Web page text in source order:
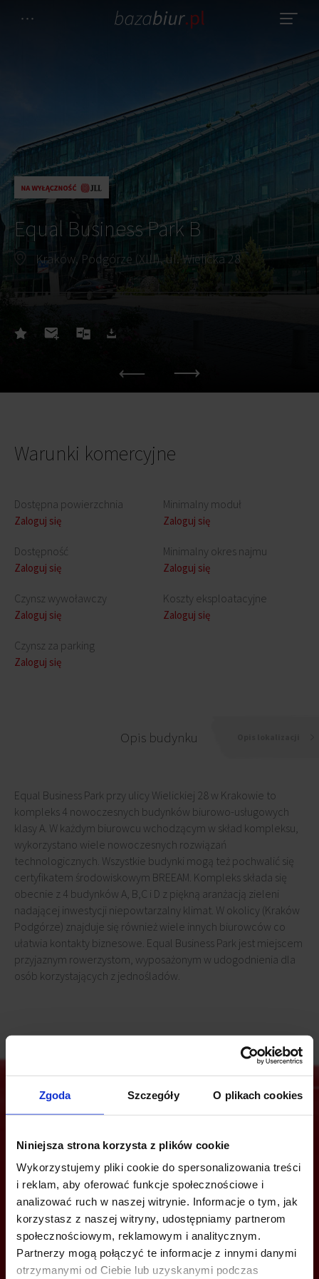
Zgoda Szczegóły O plikach cookies
Niniejsza strona korzysta z plików cookie
Wykorzystujemy pliki cookie do spersonalizowania treści
i reklam, aby oferować funkcje społecznościowe i
analizować ruch w naszej witrynie. Informacje o tym, jak
korzystasz z naszej witryny, udostępniamy partnerom
społecznościowym, reklamowym i analitycznym.
Partnerzy mogą połączyć te informacje z innymi danymi
otrzymanymi od Ciebie lub uzyskanymi podczas
Equal Business Park B
Kraków, Podgórze (XIII), ul. Wielicka 28
Warunki komercyjne
Dostępna powierzchnia
Zaloguj się
Dostępność
Zaloguj się
Czynsz wywoławczy
Zaloguj się
Czynsz za parking
Zaloguj się
Minimalny moduł
Zaloguj się
Minimalny okres najmu
Zaloguj się
Koszty eksploatacyjne
Zaloguj się
Opis budynku
Equal Business Park przy ulicy Wielickiej 28 w Krakowie to
kompleks 4 nowoczesnych budynków biurowo-usługowych
klasy A. W każdym biurowcu wchodzącym w skład kompleksu,
wykorzystano wiele nowoczesnych rozwiązań
technologicznych. Wszystkie budynki mogą też pochwalić się
certyfikatem środowiskowym BREEAM. Kompleks składa się
obecnie z 4 budynków A, B,C i D z piękną aranżacją zieleni
nadającej inwestycji niepowtarzalny klimat. W okolicy (Kraków
Podgórze) znajduje się również wiele innych biurowców co
ułatwia kontakty biznesowe. Equal Business Park jest miejscem
przyjaznym rowerzystom, wyposażonym w udogodnienia dla
osób korzystających z jednośladów.
ZADZWOŃ I DOWIEDZ SIĘ WIĘCEJ
Joanna Tomala
+48 508 122 312